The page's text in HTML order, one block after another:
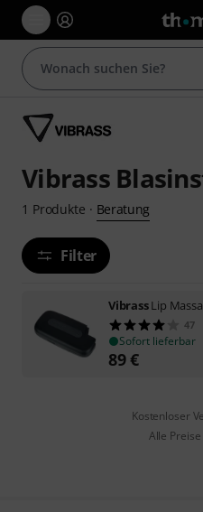
Vibrass
1 Produkte · Beratung
Filter
VibrassLip
47
Sofort lieferbar
89€
Kostenloser
Alle